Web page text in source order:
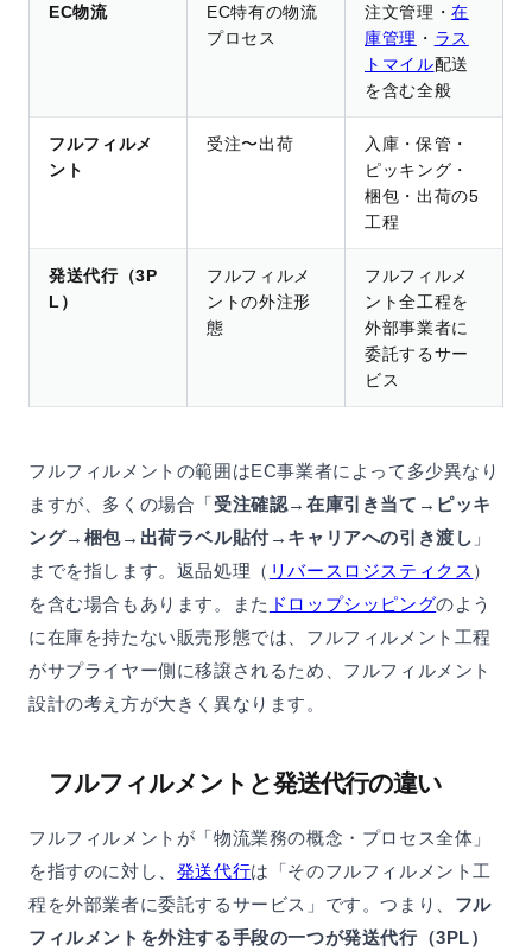
EC物流
EC特有の物流
プロセス
注文管理・在
庫管理 ・ ラス
トマイル配送
を含む全般
フルフィルメ
ント
受注〜出荷
入庫・保管・
ピッキング・
梱包・出荷の5
工程
発送代行（3P
L）
フルフィルメ
ントの外注形
態
フルフィルメ
ント全工程を
外部事業者に
委託するサー
ビス
フルフィルメントの範囲はEC事業者によって多少異なり
ますが、多くの場合「受注確認→在庫引き当て→ピッキ
ング→梱包→出荷ラベル貼付→キャリアへの引き渡し 」
までを指します。返品処理（ リバースロジスティクス ）
を含む場合もあります。また ドロップシッピングのよう
に在庫を持たない販売形態では、フルフィルメント工程
がサプライヤー側に移譲されるため、フルフィルメント
設計の考え方が大きく異なります。
フルフィルメントと発送代行の違い
フルフィルメントが「物流業務の概念・プロセス全体」
を指すのに対し、 発送代行は「そのフルフィルメント工
程を外部業者に委託するサービス」です。つまり、 フル
フィルメントを外注する手段の一つが発送代行（3PL）